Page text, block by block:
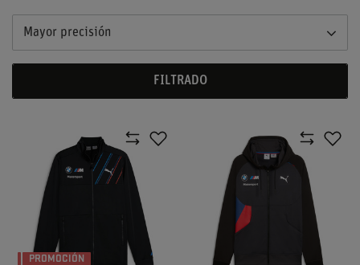
Mayor precisión
FILTRADO
PROMOCIÓN